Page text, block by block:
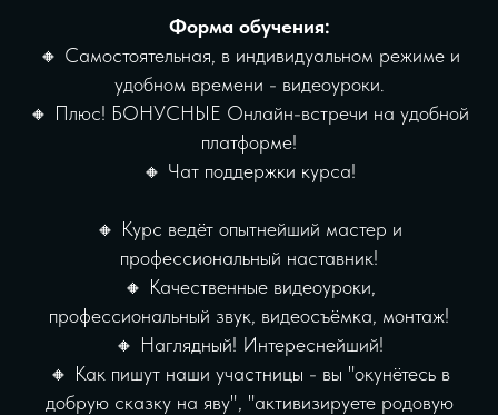
‌Форма обучения:
🔸 Самостоятельная, в индивидуальном режиме и
удобном времени - видеоуроки.
🔸 Плюс! БОНУСНЫЕ Онлайн-встречи на удобной
платформе!
🔸 Чат поддержки курса!
‌🔸 Курс ведёт опытнейший мастер и
профессиональный наставник!
🔸‌ Качественные видеоуроки,
профессиональный звук, видеосъёмка, монтаж!
🔸‌ Наглядный! Интереснейший!
🔸 Как пишут наши участницы - вы "окунётесь в
добрую сказку на яву", "активизируете родовую